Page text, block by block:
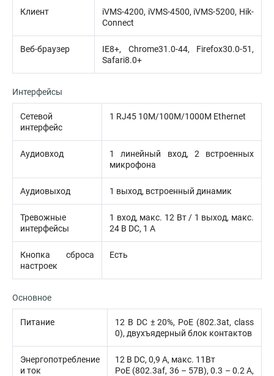
Клиент
iVMS-4200, iVMS-4500, iVMS-5200, Hik-
Connect
Веб-браузер
IE8+, Chrome31.0-44, Firefox30.0-51,
Safari8.0+
Интерфейсы
Сетевой
интерфейс
1 RJ45 10M/100M/1000M Ethernet
Аудиовход
1 линейный вход, 2 встроенных
микрофона
Аудиовыход 1 выход, встроенный динамик
Тревожные
интерфейсы
1 вход, макс. 12 Вт / 1 выход, макс.
24 В DC, 1 А
Кнопка сброса
настроек
Есть
Основное
Питание
12 В DC ± 20%, PoE (802.3at, class
0), двухъядерный блок контактов
Энергопотребление
и ток
12 В DC, 0,9 А, макс. 11Вт
PoE (802.3af, 36 – 57В), 0.3 – 0.2 A,